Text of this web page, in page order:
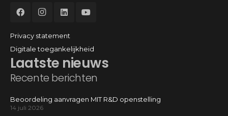
Laatste nieuws
Recente berichten
Beoordeling aanvragen MIT R&D openstelling
14 juli 2026
Privacy statement
Digitale toegankelijkheid